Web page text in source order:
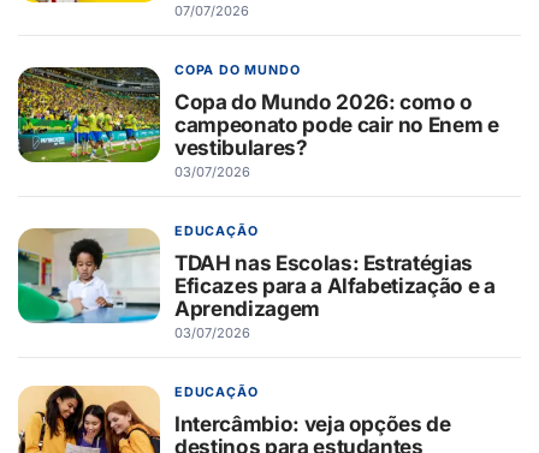
07/07/2026
COPA DO MUNDO
Copa do Mundo 2026: como o
campeonato pode cair no Enem e
vestibulares?
03/07/2026
EDUCAÇÃO
TDAH nas Escolas: Estratégias
Eficazes para a Alfabetização e a
Aprendizagem
03/07/2026
EDUCAÇÃO
Intercâmbio: veja opções de
destinos para estudantes